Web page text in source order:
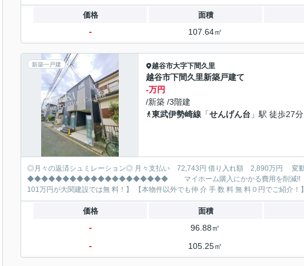
価格 面積
- 107.64㎡
新築一戸建 越谷市大字下間久里
越谷市下間久里新築戸建て
-万円
/新築 /3階建
東武伊勢崎線 「せんげん台 」駅 徒歩27分
◎月々の返済シュミレーション◎ 月々支払い 72,743円 借り入れ額 2,890万円 変動金利35年 ボーナス払い無し
◆◆◆◆◆◆◆◆◆◆◆◆◆◆◆◆◆◆◆◆ マイホーム購入にかかる費用を削減!! 大関建設で賢くお得にマイホーム購入♪ 【仲 介 手 数 料
価格 面積
- 96.88㎡
- 105.25㎡